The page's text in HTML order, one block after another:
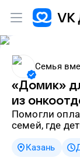
Семья
«Домик»
из
Помогли оплатить ремонт в гостинице для
семей, где
Казань